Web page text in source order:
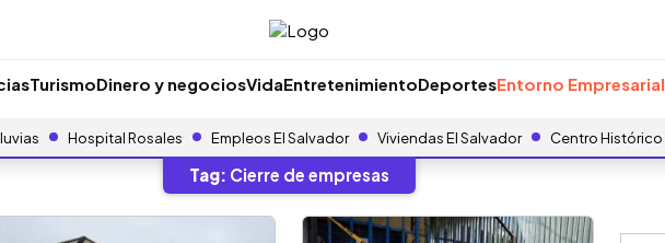
TurismoDinero y negociosVidaEntretenimientoDeportesEntorno Empresarial
Hospital Rosales Empleos El Salvador Viviendas El Salvador Centro Histórico
Tag: Cierre de empresas